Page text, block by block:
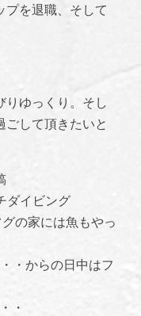
プを退職、そして
りゆっくり。そし
ごして頂きたいと
ダイビング
の家には魚もやっ
・からの日中はフ
・